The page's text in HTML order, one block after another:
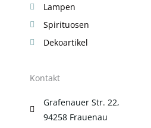
Lampen
Spirituosen
Dekoartikel
Kontakt
Grafenauer Str. 22,
94258 Frauenau